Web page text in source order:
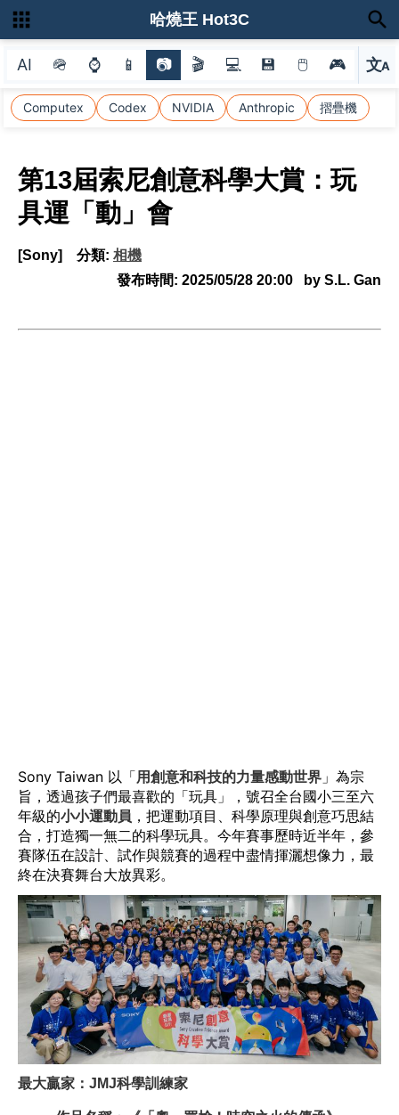
AI 🪖 ⌚ 📱 📷 🎬 💻 💾 🖱 🎮 文A
選
Computex Codex NVIDIA Anthropic 摺疊機
哈燒王 Hot3C
第13屆索尼創意科學大賞：玩
具運「動」會
[Sony] 分類: 相機
發布時間: 2025/05/28 20:00 by S.L. Gan
Sony Taiwan 以「用創意和科技的力量感動世界 」為宗
旨，透過孩子們最喜歡的「玩具」，號召全台國小三至六
年級的小小運動員 ，把運動項目、科學原理與創意巧思結
合，打造獨一無二的科學玩具。今年賽事歷時近半年，參
賽隊伍在設計、試作與競賽的過程中盡情揮灑想像力，最
終在決賽舞台大放異彩。
最大贏家：JMJ科學訓練家